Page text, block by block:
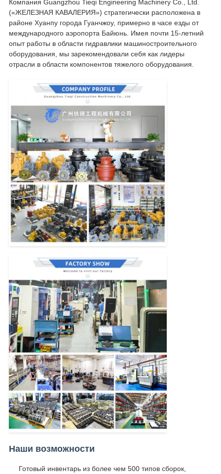
Компания Guangzhou Tieqi Engineering Machinery Co., Ltd.
(«ЖЕЛЕЗНАЯ КАВАЛЕРИЯ») стратегически расположена в
районе Хуанпу города Гуанчжоу, примерно в часе езды от
международного аэропорта Байюнь. Имея почти 15-летний
опыт работы в области гидравлики машиностроительного
оборудования, мы зарекомендовали себя как лидеры
отрасли в области компонентов тяжелого оборудования.
Наши возможности
Готовый инвентарь из более чем 500 типов сборок,